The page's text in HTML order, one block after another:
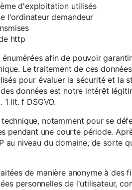
d'exploitation utilisés
l'ordinateur demandeur
http
afin de pouvoir
Le traitement de ces
pour évaluer la sécurité et la
données est notre intérêt
lit. f DSGVO.
notamment pour se
pendant une courte période.
au niveau du domaine, de sorte
de manière anonyme à des
personnelles de l'utilisateur,